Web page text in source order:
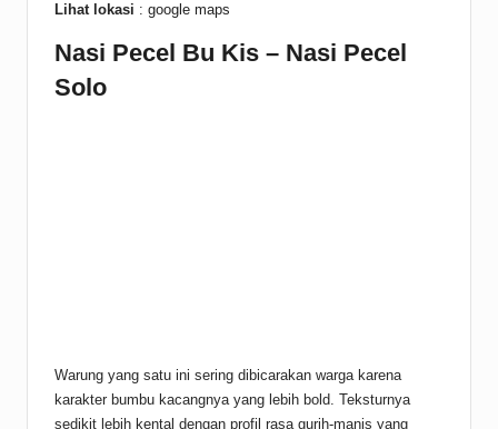
Lihat lokasi : google maps
Nasi Pecel Bu Kis – Nasi Pecel
Solo
Warung yang satu ini sering dibicarakan warga karena
karakter bumbu kacangnya yang lebih bold. Teksturnya
sedikit lebih kental dengan profil rasa gurih-manis yang